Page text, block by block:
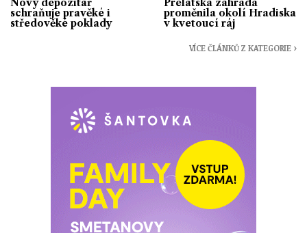
Nový depozitář
schraňuje pravěké i
středověké poklady
Prelátská zahrada
proměnila okolí Hradiska
v kvetoucí ráj
VÍCE ČLÁNKŮ Z KATEGORIE ›